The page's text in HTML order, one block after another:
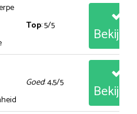
Top: 5/5
Goed: 4,5/5